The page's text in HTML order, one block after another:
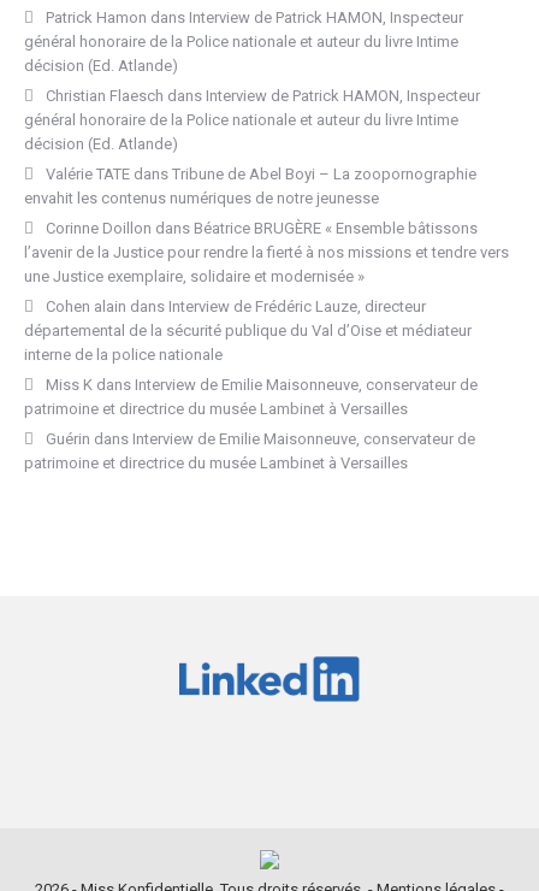
Patrick Hamon dans Interview de Patrick HAMON, Inspecteur
général honoraire de la Police nationale et auteur du livre Intime
décision (Ed. Atlande)
Christian Flaesch dans Interview de Patrick HAMON, Inspecteur
général honoraire de la Police nationale et auteur du livre Intime
décision (Ed. Atlande)
Valérie TATE dans Tribune de Abel Boyi – La zoopornographie
envahit les contenus numériques de notre jeunesse
Corinne Doillon dans Béatrice BRUGÈRE « Ensemble bâtissons
l’avenir de la Justice pour rendre la fierté à nos missions et tendre vers
une Justice exemplaire, solidaire et modernisée »
Cohen alain dans Interview de Frédéric Lauze, directeur
départemental de la sécurité publique du Val d’Oise et médiateur
interne de la police nationale
Miss K dans Interview de Emilie Maisonneuve, conservateur de
patrimoine et directrice du musée Lambinet à Versailles
Guérin dans Interview de Emilie Maisonneuve, conservateur de
patrimoine et directrice du musée Lambinet à Versailles